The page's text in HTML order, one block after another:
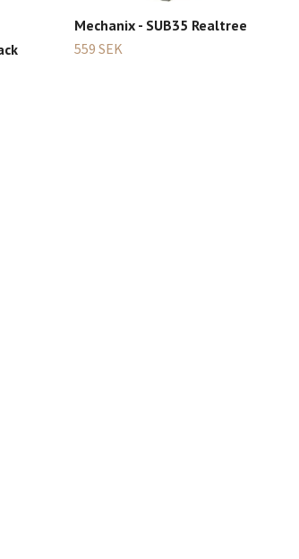
Mechanix - SUB35 Realtree
559 SEK